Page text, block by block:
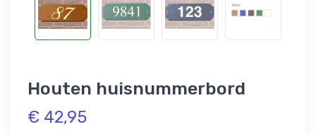
Houten huisnummerbord
€ 42,95